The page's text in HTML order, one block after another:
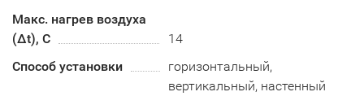
Макс. нагрев воздуха
(Δt), C
14
Способ установки
горизонтальный,
вертикальный, настенный